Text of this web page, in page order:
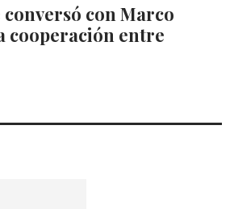
conversó con Marco
cooperación entre